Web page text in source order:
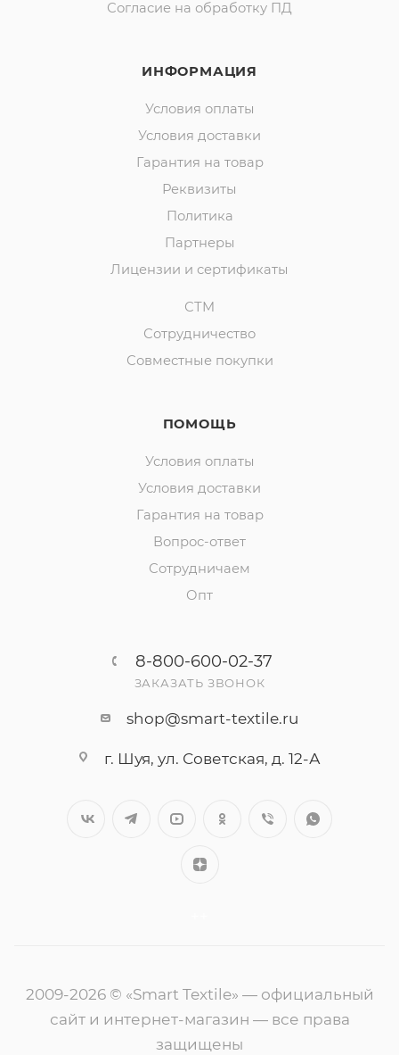
Согласие на обработку ПД
ИНФОРМАЦИЯ
Условия оплаты
Условия доставки
Гарантия на товар
Реквизиты
Политика
Партнеры
Лицензии и сертификаты
СТМ
Сотрудничество
Совместные покупки
ПОМОЩЬ
Условия оплаты
Условия доставки
Гарантия на товар
Вопрос-ответ
Сотрудничаем
Опт
8-800-600-02-37
ЗАКАЗАТЬ ЗВОНОК
shop@smart-textile.ru
г. Шуя, ул. Советская, д. 12-А
2009-2026 © «Smart Textile» — официальный
сайт и интернет-магазин — все права
защищены